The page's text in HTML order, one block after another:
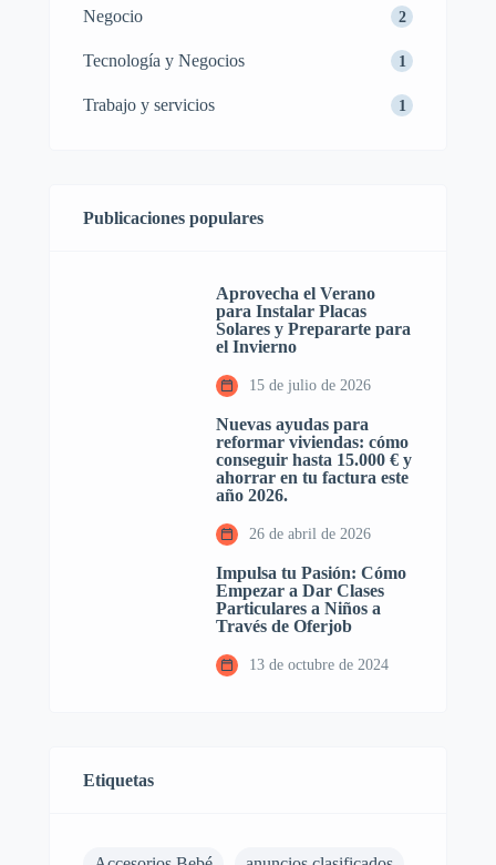
Negocio 2
Tecnología y Negocios 1
Trabajo y servicios 1
Publicaciones populares
Aprovecha el Verano
para Instalar Placas
Solares y Prepararte para
el Invierno
15 de julio de 2026
Nuevas ayudas para
reformar viviendas: cómo
conseguir hasta 15.000 € y
ahorrar en tu factura este
año 2026.
26 de abril de 2026
Impulsa tu Pasión: Cómo
Empezar a Dar Clases
Particulares a Niños a
Través de Oferjob
13 de octubre de 2024
Etiquetas